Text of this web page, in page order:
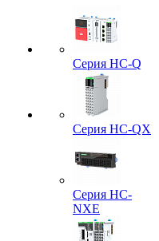
Серия HC-Q
Серия HC-QX
Серия HC-
NXE